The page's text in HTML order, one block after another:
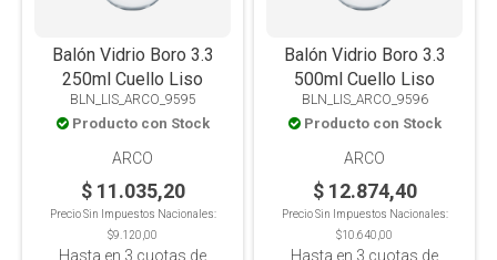
Balón Vidrio Boro 3.3
250ml Cuello Liso
BLN_LIS_ARCO_9595
Producto con Stock
ARCO
$ 11.035,20
Precio Sin Impuestos Nacionales:
$9.120,00
Hasta en 3 cuotas de
Balón Vidrio Boro 3.3
500ml Cuello Liso
BLN_LIS_ARCO_9596
Producto con Stock
ARCO
$ 12.874,40
Precio Sin Impuestos Nacionales:
$10.640,00
Hasta en 3 cuotas de